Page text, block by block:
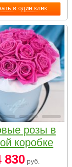
в один клик
розы в
коробке
830руб.